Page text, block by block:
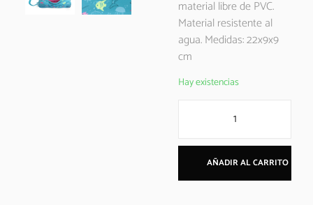
material libre de PVC.
Material resistente al
agua. Medidas: 22x9x9
cm
Hay existencias
AÑADIR AL CARRITO